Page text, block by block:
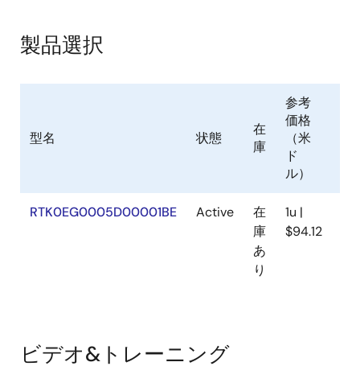
製品選択
型名 状態
在
庫
参考
価格
（米
ド
ル）
RTK0EG0005D00001BE Active
在
庫
あ
り
1u |
$94.12
ビデオ&トレーニング